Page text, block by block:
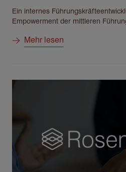
Ein internes
Empowerment der mittleren
Mehr lesen